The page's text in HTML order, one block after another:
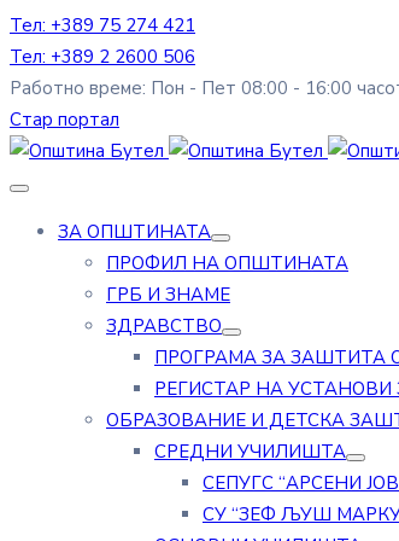
Тел: +389 75 274 421
Тел: +389 2 2600 506
Работно време: Пон - Пет 08:00 - 16:00
Стар портал
ЗА ОПШТИНАТА
ПРОФИЛ НА ОПШТИНАТА
ГРБ И ЗНАМЕ
ЗДРАВСТВО
ПРОГРАМА ЗА ЗАШТИТА
РЕГИСТАР НА
ОБРАЗОВАНИЕ И ДЕТСКА
СРЕДНИ УЧИЛИШТА
СЕПУГС “АРСЕНИ
СУ “ЗЕФ ЉУШ